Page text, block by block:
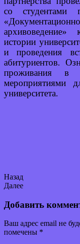
со студентами
истории
и проведения
абитуриентов.
проживания в
мероприятиями
университета.
Назад
Далее
Добавить
Ваш адрес email не
помечены *